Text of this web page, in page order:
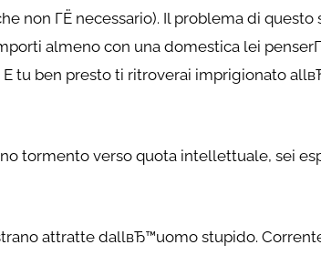
non ГЁ necessario). Il problema di
almeno con una domestica lei
tu ben presto ti ritroverai imprigionato
tormento verso quota intellettuale, sei
attratte dallвЂ™uomo stupido.